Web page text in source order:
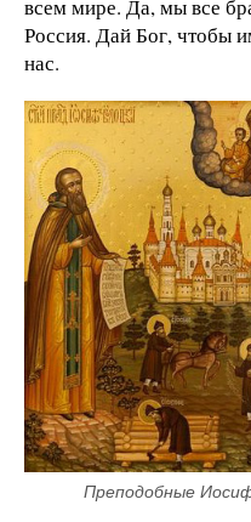
всем мире. Да, мы все
Россия. Дай Бог, чтобы
нас.
Преподобные